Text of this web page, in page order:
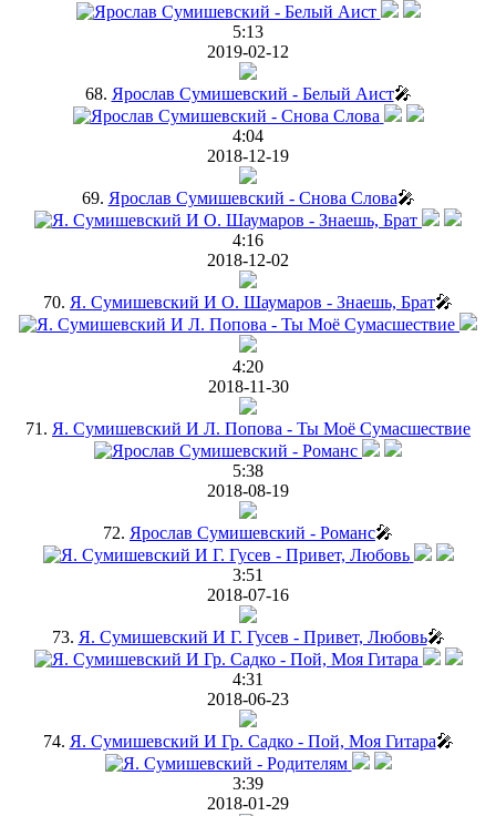
5:13
2019-02-12
68. Ярослав Сумишевский - Белый Аист🎤
4:04
2018-12-19
69. Ярослав Сумишевский - Снова Слова🎤
4:16
2018-12-02
70. Я. Сумишевский И О. Шаумаров - Знаешь, Брат🎤
4:20
2018-11-30
71. Я. Сумишевский И Л. Попова - Ты Моё Сумасшествие
5:38
2018-08-19
72. Ярослав Сумишевский - Романс🎤
3:51
2018-07-16
73. Я. Сумишевский И Г. Гусев - Привет, Любовь🎤
4:31
2018-06-23
74. Я. Сумишевский И Гр. Садко - Пой, Моя Гитара🎤
3:39
2018-01-29